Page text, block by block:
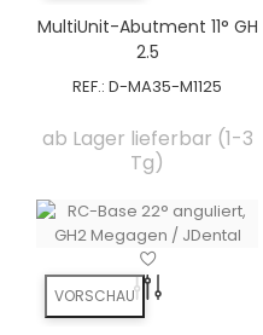
MultiUnit-Abutment 11° GH
2.5
REF.: D-MA35-M1125
ab Lager lieferbar (1-3
Tg)
VORSCHAU